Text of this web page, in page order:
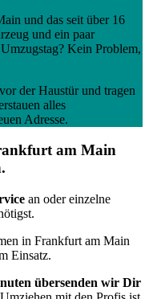
und das seit über 16
und ein paar
Kein Problem,
der Haustür und tragen
alles
Adresse.
am Main
an oder einzelne
in Frankfurt am Main
Einsatz.
übersenden wir Dir